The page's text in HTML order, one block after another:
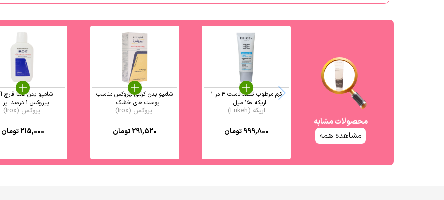
محصولات مشابه
مشاهده همه
کرم مرطوب کننده دست ۴ در ۱
اریکه ۱۵۰ میل ...
اریکه (Erikeh)
999,800تومان
شامپو بدن کرمی ایروکس مناسب
پوست های خشک ...
ایروکس (Irox)
291,520تومان
شامپو بدن ضد قارچ
پیروکس 1 درصد ایر ...
ایروکس (Irox)
215,000تومان